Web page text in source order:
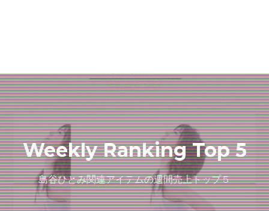
Weekly Ranking Top 5
島谷ひとみ関連アイテムの週間売上トップ５